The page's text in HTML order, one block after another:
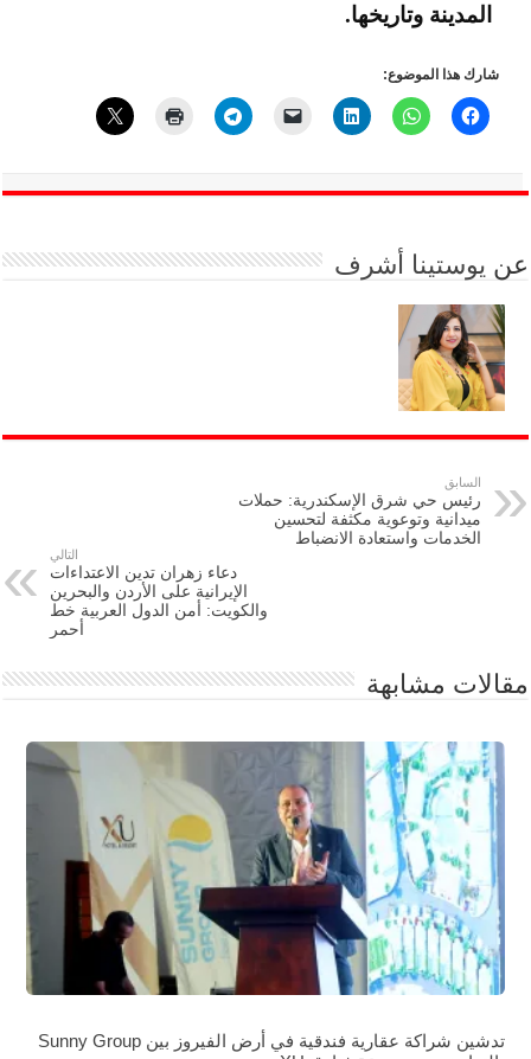
المدينة وتاريخها.
شارك هذا الموضوع:
عن يوستينا أشرف
السابق
رئيس حي شرق الإسكندرية: حملات
ميدانية وتوعوية مكثفة لتحسين
الخدمات واستعادة الانضباط
التالي
دعاء زهران تدين الاعتداءات
الإيرانية على الأردن والبحرين
والكويت: أمن الدول العربية خط
أحمر
مقالات مشابهة
تدشين شراكة عقارية فندقية في أرض الفيروز بين Sunny Group